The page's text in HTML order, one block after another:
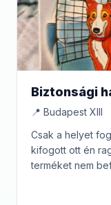
Biztonsági
📍 Budapest XIII
Csak a helyet
kifogott ott én
terméket nem